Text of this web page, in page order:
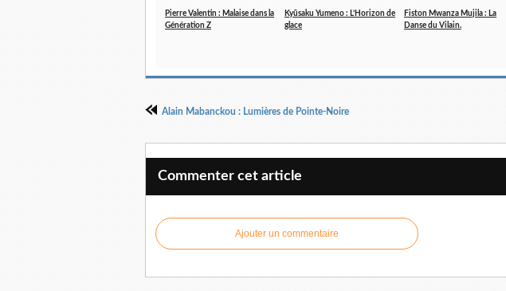
Pierre Valentin : Malaise dans la
Génération Z
Kyūsaku Yumeno : L’Horizon de
glace
Fiston Mwanza Mujila : La
Danse du Vilain.
Alain Mabanckou : Lumières de Pointe-Noire
Commenter cet article
Ajouter un commentaire